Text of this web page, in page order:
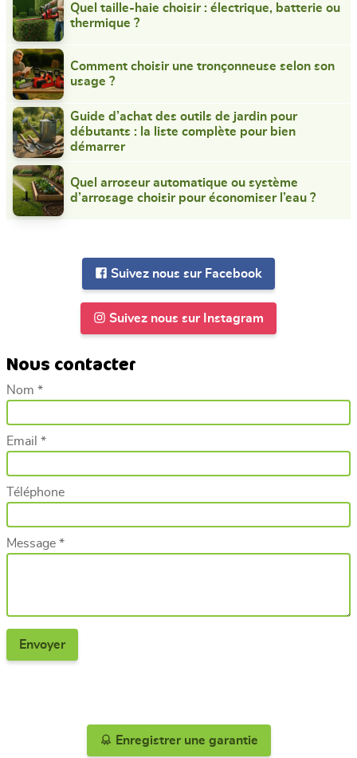
Quel taille-haie choisir : électrique, batterie ou
thermique ?
Comment choisir une tronçonneuse selon son
usage ?
Guide d’achat des outils de jardin pour
débutants : la liste complète pour bien
démarrer
Quel arroseur automatique ou système
d’arrosage choisir pour économiser l’eau ?
Suivez nous sur Facebook
Suivez nous sur Instagram
Nous contacter
Nom *
Email *
Téléphone
Message *
Enregistrer une garantie